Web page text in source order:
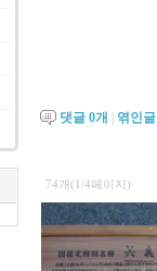
댓글 0개 엮인글
74개(1/4페이지)